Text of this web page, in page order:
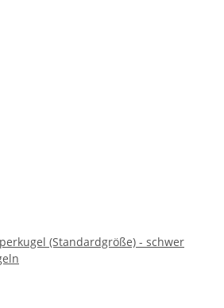
(Standardgröße) - schwer